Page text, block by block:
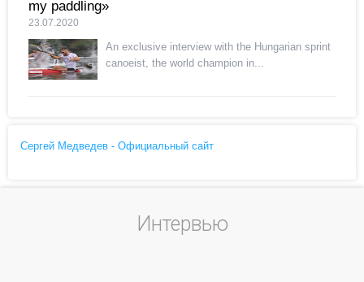
my paddling»
23.07.2020
An exclusive interview with the Hungarian sprint
canoeist, the world champion in...
Сергей Медведев - Официальный сайт
Интервью